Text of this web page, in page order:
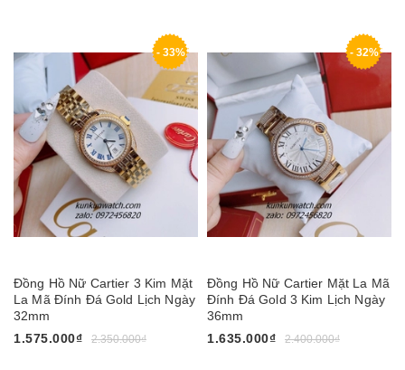
- 33%
Đồng Hồ Nữ Cartier 3 Kim Mặt
La Mã Đính Đá Gold Lịch Ngày
32mm
1.575.000₫
2.350.000₫
- 32%
Đồng Hồ Nữ Cartier Mặt La Mã
Đính Đá Gold 3 Kim Lịch Ngày
36mm
1.635.000₫
2.400.000₫